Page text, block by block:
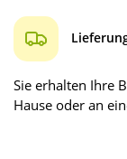
Sie erhalten Ihre
Hause oder an